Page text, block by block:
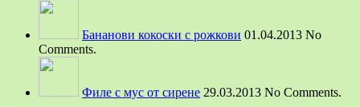
Бананови кокоски с рожкови 01.04.2013 No
Comments.
Филе с мус от сирене 29.03.2013 No Comments.